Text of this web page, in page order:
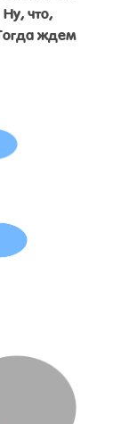
что,
ждем